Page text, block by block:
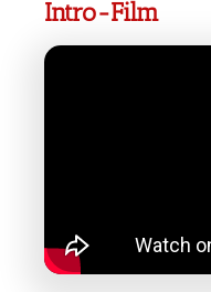
Intro-Film